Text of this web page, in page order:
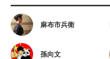
麻布市兵衛
孫向文